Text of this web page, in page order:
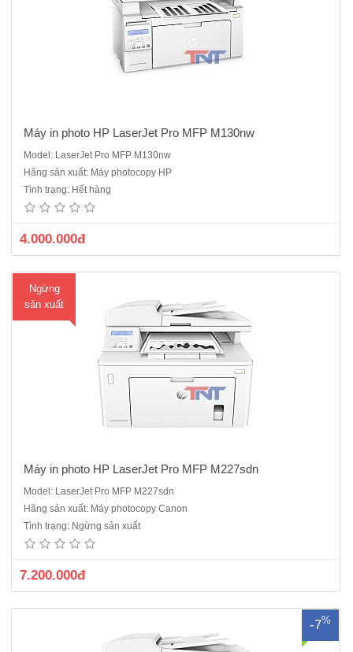
Máy in photo HP LaserJet Pro MFP M130nw
Model: LaserJet Pro MFP M130nw
Hãng sản xuất: Máy photocopy HP
Tình trạng: Hết hàng
4.000.000đ
Ngừng
sản xuất
Máy in photo HP LaserJet Pro MFP M227SDN Loại máy: Đa năng
laser trắng đenChức năng: In, Scan, CopyKhổ giấy in: Tối đa khổ giấy
A4Tốc độ in: Lên đến 28 trang / phútTốc độ xử lý: 800 MHzBộ nhớ
ram: 256 MBĐộ phân giải: Lên đến 1200 x 1200 dpi, HP ..
Máy in photo HP LaserJet Pro MFP M227sdn
Model: LaserJet Pro MFP M227sdn
Hãng sản xuất: Máy photocopy Canon
Tình trạng: Ngừng sản xuất
7.200.000đ
-7%
Máy in HP Laserjet Pro M227 fdwChức năng: in, scan, copy, fax. Đa
nhiệm. In 2 mặt tự động, Khổ in A4Công suất in tối đa: 30000
trang/tháng. Công suất in khuyến nghị: 250-2500 trang/ thángTốc độ
in: 28 trang A4/ phút. Tốc độ copy 28 tờ / phút. Tố..